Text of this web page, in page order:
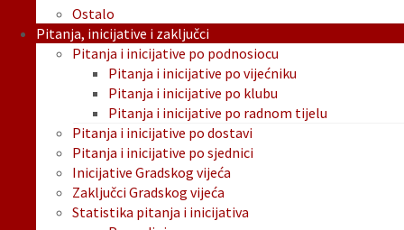
Ostalo
Pitanja, inicijative i zaključci
Pitanja i inicijative po podnosiocu
Pitanja i inicijative po vijećniku
Pitanja i inicijative po klubu
Pitanja i inicijative po radnom tijelu
Pitanja i inicijative po dostavi
Pitanja i inicijative po sjednici
Inicijative Gradskog vijeća
Zaključci Gradskog vijeća
Statistika pitanja i inicijativa